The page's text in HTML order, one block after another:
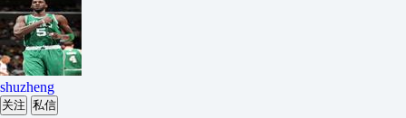
shuzheng
关注 私信